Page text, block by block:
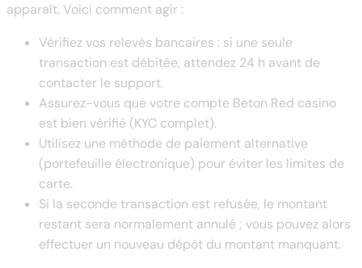
apparaît. Voici comment agir :
Vérifiez vos relevés bancaires : si une seule
transaction est débitée, attendez 24 h avant de
contacter le support.
Assurez-vous que votre compte Beton Red casino
est bien vérifié (KYC complet).
Utilisez une méthode de paiement alternative
(portefeuille électronique) pour éviter les limites de
carte.
Si la seconde transaction est refusée, le montant
restant sera normalement annulé ; vous pouvez alors
effectuer un nouveau dépôt du montant manquant.